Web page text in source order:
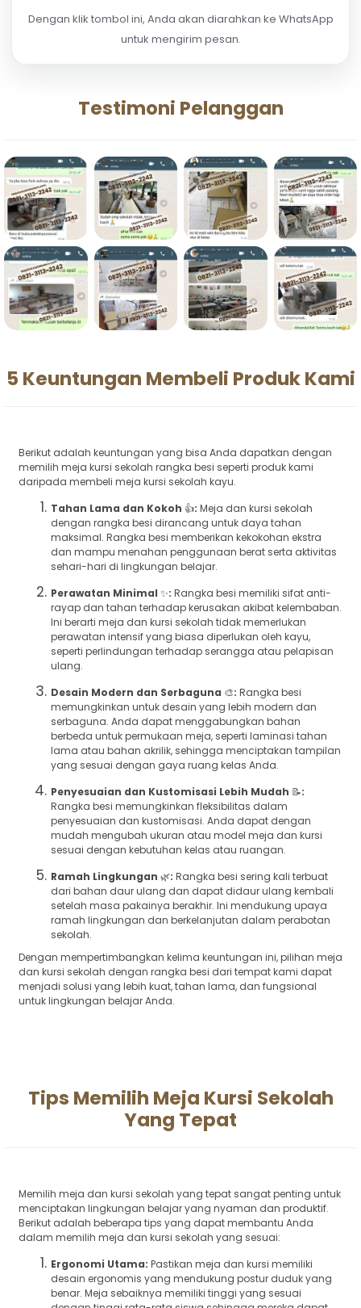
Dengan klik tombol ini, Anda akan diarahkan ke WhatsApp
untuk mengirim pesan.
Testimoni Pelanggan
5 Keuntungan Membeli Produk Kami
Berikut adalah keuntungan yang bisa Anda dapatkan dengan
memilih meja kursi sekolah rangka besi seperti produk kami
daripada membeli meja kursi sekolah kayu.
Tahan Lama dan Kokoh 👍: Meja dan kursi sekolah
dengan rangka besi dirancang untuk daya tahan
maksimal. Rangka besi memberikan kekokohan ekstra
dan mampu menahan penggunaan berat serta aktivitas
sehari-hari di lingkungan belajar.
Perawatan Minimal ✨: Rangka besi memiliki sifat anti-
rayap dan tahan terhadap kerusakan akibat kelembaban.
Ini berarti meja dan kursi sekolah tidak memerlukan
perawatan intensif yang biasa diperlukan oleh kayu,
seperti perlindungan terhadap serangga atau pelapisan
ulang.
Desain Modern dan Serbaguna 🎨: Rangka besi
memungkinkan untuk desain yang lebih modern dan
serbaguna. Anda dapat menggabungkan bahan
berbeda untuk permukaan meja, seperti laminasi tahan
lama atau bahan akrilik, sehingga menciptakan tampilan
yang sesuai dengan gaya ruang kelas Anda.
Penyesuaian dan Kustomisasi Lebih Mudah 📝:
Rangka besi memungkinkan fleksibilitas dalam
penyesuaian dan kustomisasi. Anda dapat dengan
mudah mengubah ukuran atau model meja dan kursi
sesuai dengan kebutuhan kelas atau ruangan.
Ramah Lingkungan 🌿: Rangka besi sering kali terbuat
dari bahan daur ulang dan dapat didaur ulang kembali
setelah masa pakainya berakhir. Ini mendukung upaya
ramah lingkungan dan berkelanjutan dalam perabotan
sekolah.
Dengan mempertimbangkan kelima keuntungan ini, pilihan meja
dan kursi sekolah dengan rangka besi dari tempat kami dapat
menjadi solusi yang lebih kuat, tahan lama, dan fungsional
untuk lingkungan belajar Anda.
Tips Memilih Meja Kursi Sekolah
Yang Tepat
Memilih meja dan kursi sekolah yang tepat sangat penting untuk
menciptakan lingkungan belajar yang nyaman dan produktif.
Berikut adalah beberapa tips yang dapat membantu Anda
dalam memilih meja dan kursi sekolah yang sesuai:
Ergonomi Utama: Pastikan meja dan kursi memiliki
desain ergonomis yang mendukung postur duduk yang
benar. Meja sebaiknya memiliki tinggi yang sesuai